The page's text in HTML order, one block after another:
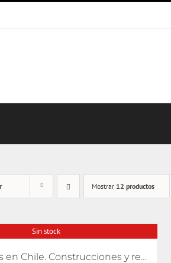
Mostrar 12 productos
Sin stock
Psicoanálisis en Chile. Construcciones y relatos